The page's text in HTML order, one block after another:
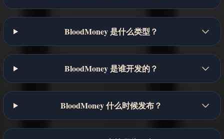
BloodMoney 是什么类型？
BloodMoney 是谁开发的？
BloodMoney 什么时候发布？